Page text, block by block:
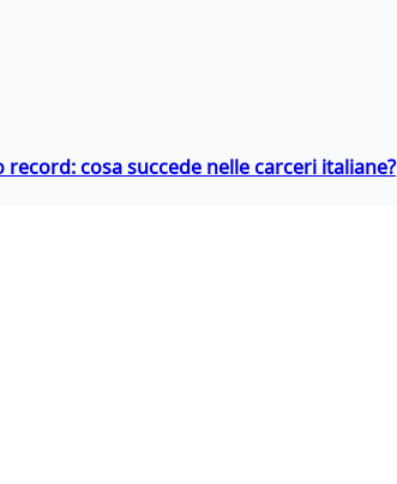
cosa succede nelle carceri italiane?